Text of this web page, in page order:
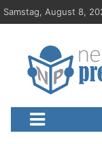
S
k
Samstag, August 8,
Neue-
Presseportal,